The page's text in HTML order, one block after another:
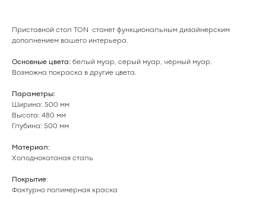
Приставной стол TON станет функциональным дизайнерским
дополнением вашего интерьера.
Основные цвета: белый муар, серый муар, чёрный муар.
Возможна покраска в другие цвета .
Параметры:
Ширина: 500 мм
Высота: 480 мм
Глубина: 500 мм
Материал:
Холоднокатаная сталь
Покрытие:
Фактурно полимерная краска